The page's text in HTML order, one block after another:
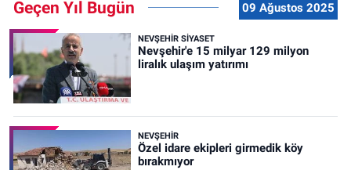
Geçen Yıl Bugün 09 Ağustos 2025
NEVŞEHIR SIYASET
Nevşehir'e 15 milyar 129 milyon
liralık ulaşım yatırımı
NEVŞEHIR
Özel idare ekipleri girmedik köy
bırakmıyor